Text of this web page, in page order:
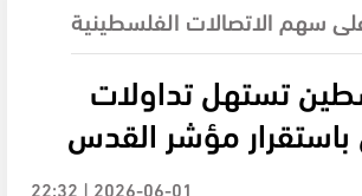
سهم الاتصالات الفلسطينية
تستهل تداولات
باستقرار مؤشر القدس
2026-06-01 | 22:32